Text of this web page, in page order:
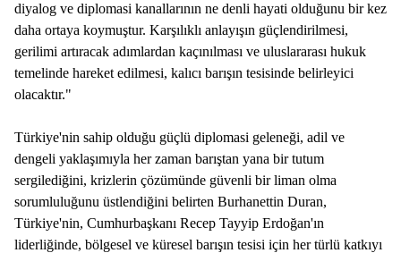
diyalog ve diplomasi kanallarının ne denli hayati olduğunu bir kez
daha ortaya koymuştur. Karşılıklı anlayışın güçlendirilmesi,
gerilimi artıracak adımlardan kaçınılması ve uluslararası hukuk
temelinde hareket edilmesi, kalıcı barışın tesisinde belirleyici
olacaktır."
Türkiye'nin sahip olduğu güçlü diplomasi geleneği, adil ve
dengeli yaklaşımıyla her zaman barıştan yana bir tutum
sergilediğini, krizlerin çözümünde güvenli bir liman olma
sorumluluğunu üstlendiğini belirten Burhanettin Duran,
Türkiye'nin, Cumhurbaşkanı Recep Tayyip Erdoğan'ın
liderliğinde, bölgesel ve küresel barışın tesisi için her türlü katkıyı